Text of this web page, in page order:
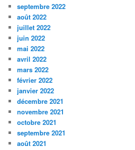
septembre 2022
août 2022
juillet 2022
juin 2022
mai 2022
avril 2022
mars 2022
février 2022
janvier 2022
décembre 2021
novembre 2021
octobre 2021
septembre 2021
août 2021